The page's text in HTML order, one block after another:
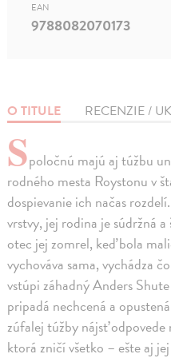
O TITULE RECENZIE /
Spoločnú majú aj túžbu
rodného mesta Roystonu v
dospievanie ich načas
vrstvy, jej rodina je súdržná
otec jej zomrel, keď bola
vychováva sama, vychádza
vstúpi záhadný Anders
pripadá nechcená a
zúfalej túžby nájsť odpovede
ktorá zničí všetko – ešte aj
EAN
9788082070173